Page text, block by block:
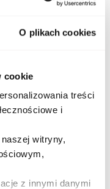
O plikach cookies
cookie
treści
i
witryny,
z innymi danymi
możliwe za pomocą